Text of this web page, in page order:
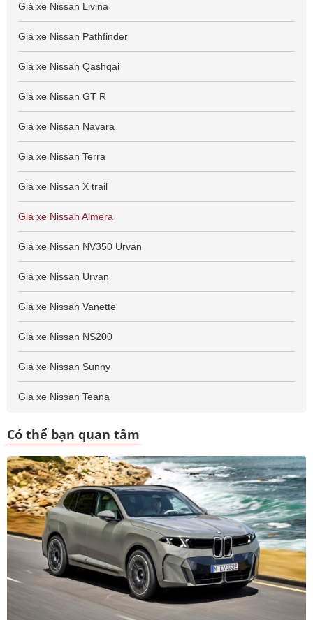
Giá xe Nissan Livina
Giá xe Nissan Pathfinder
Giá xe Nissan Qashqai
Giá xe Nissan GT R
Giá xe Nissan Navara
Giá xe Nissan Terra
Giá xe Nissan X trail
Giá xe Nissan Almera
Giá xe Nissan NV350 Urvan
Giá xe Nissan Urvan
Giá xe Nissan Vanette
Giá xe Nissan NS200
Giá xe Nissan Sunny
Giá xe Nissan Teana
Có thể bạn quan tâm